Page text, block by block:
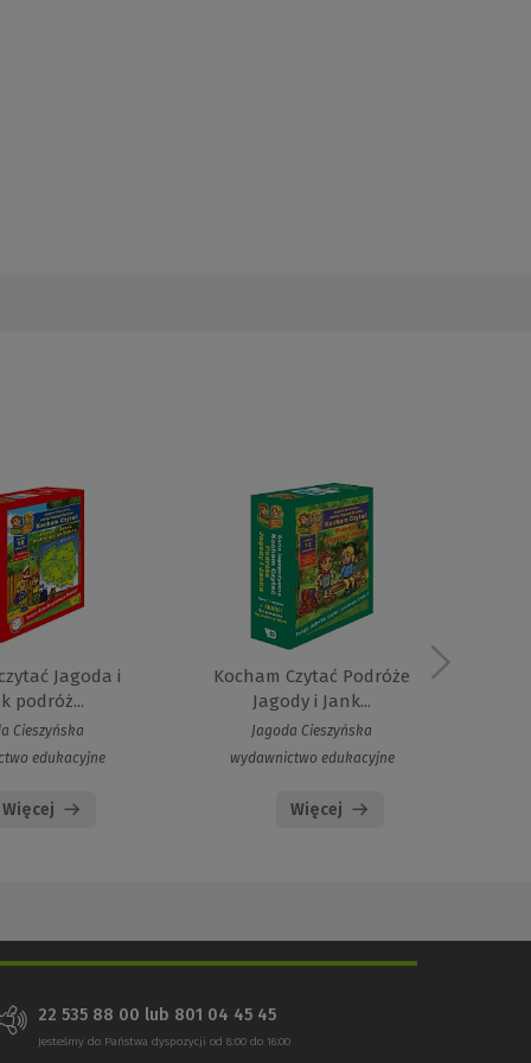
Jagoda i
podróż...
Cieszyńska
edukacyjne
Więcej
Kocham Czytać Podróże
Jagody i Jank...
Jagoda Cieszyńska
wydawnictwo edukacyjne
Więcej
22 535 88 00 lub 801 04 45 45
Jesteśmy do Państwa dyspozycji od 8:00 do 16:00